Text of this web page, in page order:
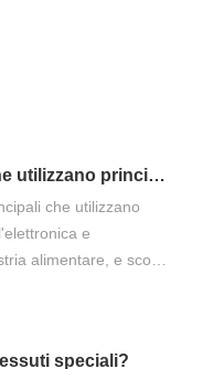
Le 10 industrie che utilizzano principalmente tessuti antistatici
che utilizzano
e
alimentare, e scopri
speciali?